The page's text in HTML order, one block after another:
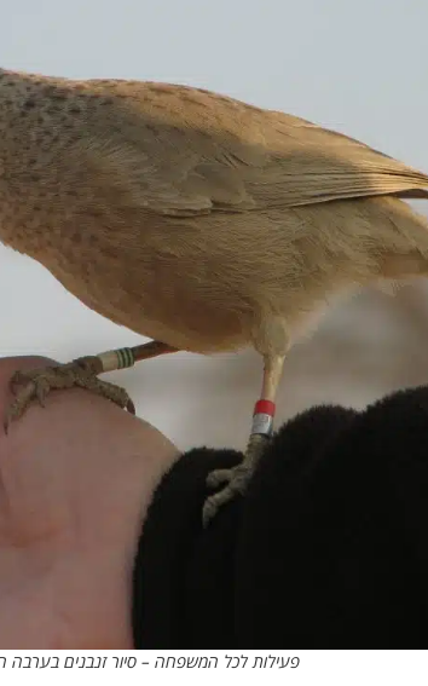
פעילות לכל המשפחה – סיור זנבנים בערבה